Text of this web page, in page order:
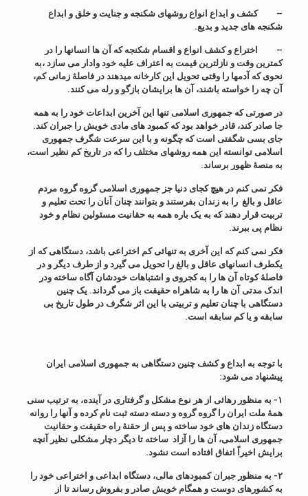
–کشف و ابداع انواع روشهای شکنجه و جنایت و خلق و ابداع
شکنجه های جدید و بدیع.
–
اختراع و کشف انواع و اقسام شکنجه که آن ها انسانها را در
کمترین وقت و نازلترین قیمت به اعتراف علیه خود وادار می سازد ،به
نحوی که آدمها را وقتی تحویل این کارخانه میدهند در فاصلۀ زمانی کم،
آن چه را خواسته باشند، آن ها برایشان بازگو و رله می کنند.
در صورتی که جمهوری اسلامی تنها این آخرین ابداعات خود را به همه
جا صادر کند، قادر خواهد بود که کمبود های مادی خویش را جبران کند.
جای بسی شگفتی است که چگونه و با این سرعت شگرف جمهوری
اسلامی توانسته این همه روشهای مختلف را که در تاریخ کم نظیر است،
به منصۀ ظهور برساند.
فکر نمی کنم در هیچ کجای دنیا جز جمهوری اسلامی گروه گروه مردم
عاقل و بالغ را به زندان بفرستند و بتوانند چنان آنان را تحت تعلیم و
تربیت قرار دهند که به یک باره همه به حقانیت مسئولین نظام و خود
نظام پی ببرند.
فکر نمی کنم که این آخری به تنهائی کم اختراعی باشد، دستگاهی که از
یکطرف انسانهای عاقل و بالغ را تحویل می گیرد و از طرف دیگر و در
فاصلۀ کوتاه آن ها را به کجروی و اشتباهات خودشان آگاه ساخته ودر
اندک مدتی آن ها را به شاهراه حقیقت باز می گرداند. یک چنین
دستگاهی با چنان تعلیم و تربیتی با این اثر شگرف در طول تاریخ بی
سابقه و یا کم سابقه است.
با توجه به ابداع و کشف چنین دستگاهی به جمهوری اسلامی ایران
پیشنهاد می شود:
۱- به منظور رهائی از هر نوع مشکل و گرفتاری در آینده، به ترتیب سنی
همۀ ملت ایران را گروه گروه و دسته دسته ثبت نام کرده و آنها را روانه
دستگاه زندان های خود ساخته و پس از حقنۀ راه حقیقت و حقانیت
جمهوری اسلامی، آن ها را آزاد ساخته تا دیگر دچار مشکلی نظیر آنچه
برایش اخیراً اتفاق افتاده است نشود.
۲- به منظور جبران کمبودهای مالی، دستگاه ابداعی و اختراعی خود را
به کشورهای دوست و همگام خویش صادر و بفروش رساند تا از